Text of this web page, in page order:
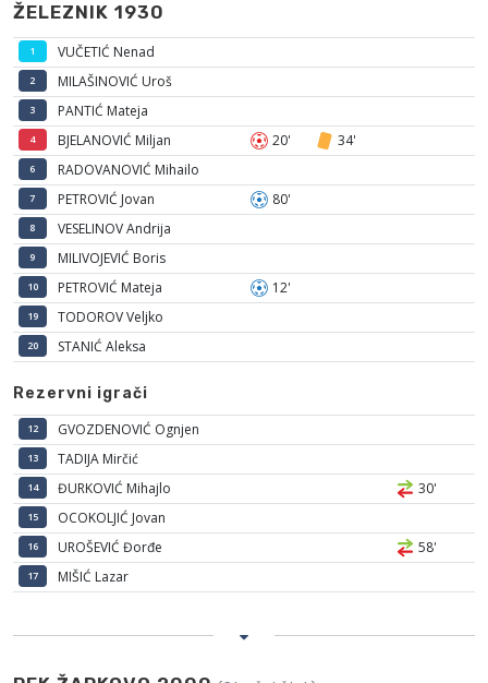
ŽELEZNIK 1930
1 VUČETIĆ Nenad
2 MILAŠINOVIĆ Uroš
3 PANTIĆ Mateja
4 BJELANOVIĆ Miljan 20' 34'
6 RADOVANOVIĆ Mihailo
7 PETROVIĆ Jovan 80'
8 VESELINOV Andrija
9 MILIVOJEVIĆ Boris
10 PETROVIĆ Mateja 12'
19 TODOROV Veljko
20 STANIĆ Aleksa
Rezervni igrači
12 GVOZDENOVIĆ Ognjen
13 TADIJA Mirčić
14 ĐURKOVIĆ Mihajlo 30'
15 OCOKOLJIĆ Jovan
16 UROŠEVIĆ Đorđe 58'
17 MIŠIĆ Lazar